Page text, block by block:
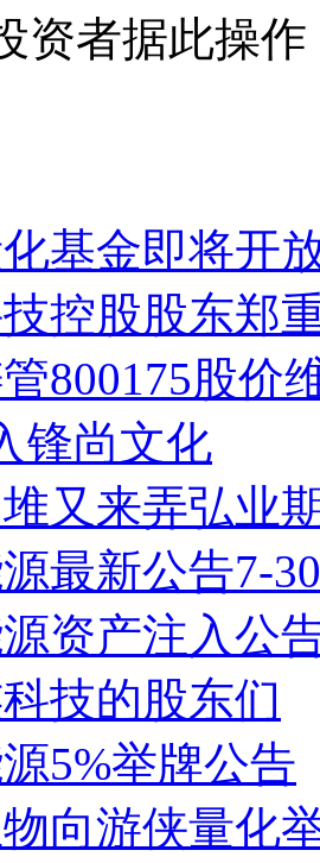
资者据此操
基金即将开
控股股东郑
800175股价
锋尚文化
又来弄弘业
最新公告7-30
资产注入公
技的股东们
5%举牌公告
向游侠量化